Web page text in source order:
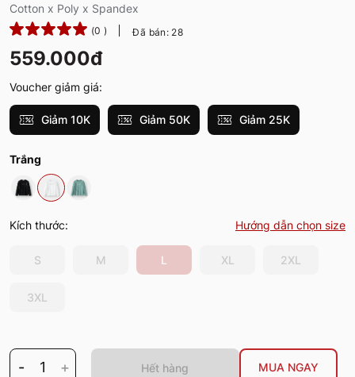
Cotton x Poly x Spandex
(0 ) Đã bán: 28
559.000đ
Voucher giảm giá:
Giảm 10K Giảm 50K Giảm 25K
Trắng
Kích thước: Hướng dẫn chọn size
S M L XL 2XL
3XL
- 1 + Hết hàng MUA NGAY